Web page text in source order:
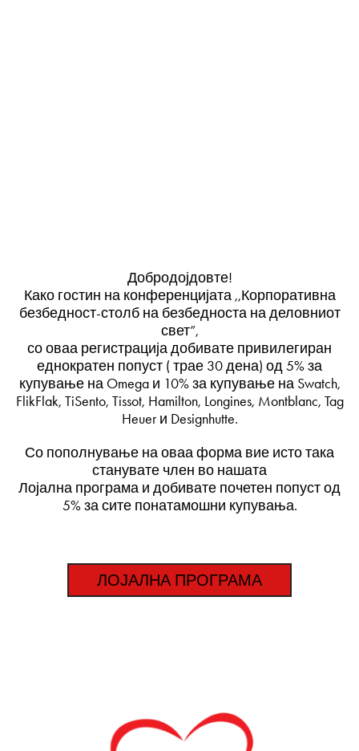
Добродојдовте!
Како гостин на конференцијата ,,Корпоративна
безбедност-столб на безбедноста на деловниот
свет”,
со оваа регистрација добивате привилегиран
еднократен попуст ( трае 30 дена) од 5% за
купување на Omega и 10% за купување на Swatch,
FlikFlak, TiSento, Tissot, Hamilton, Longines, Montblanc, Tag
Heuer и Designhutte.
Со пополнување на оваа форма вие исто така
станувате член во нашата
Лојална програма и добивате почетен попуст од
5% за сите понатамошни купувања.
ЛОЈАЛНА ПРОГРАМА